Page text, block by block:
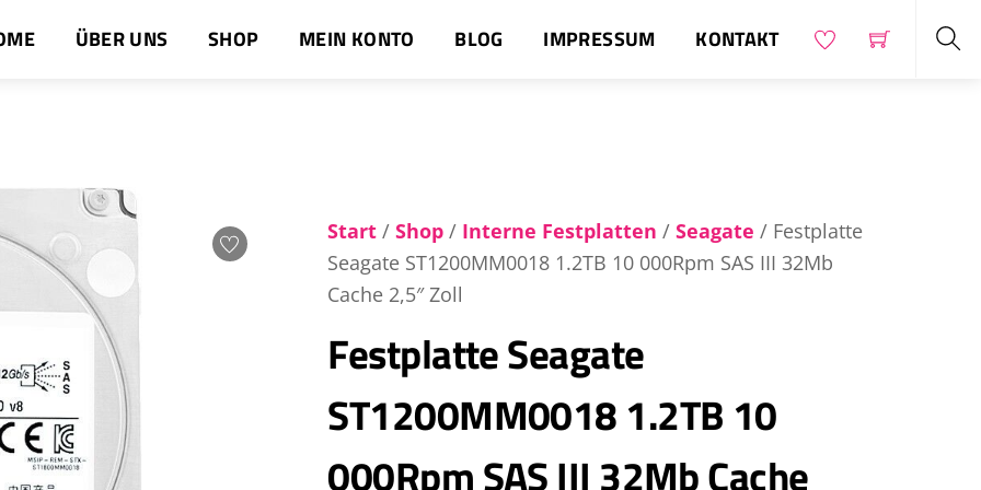
ÜBER UNS SHOP MEIN KONTO BLOG IMPRESSUM KONTAKT
Start /Shop / Interne Festplatten /Seagate / Festplatte
Seagate ST1200MM0018 1.2TB 10 000Rpm SAS III 32Mb
Cache 2,5″ Zoll
Festplatte Seagate
ST1200MM0018 1.2TB 10
000Rpm SAS III 32Mb Cache